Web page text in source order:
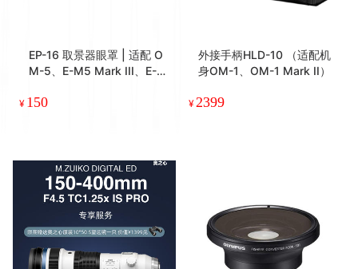
EP-16 取景器眼罩 | 适配 O
M-5、E-M5 Mark III、E-M
V、E-M10 Mark III、E-M1
¥ 150
外接手柄HLD-10 （适配机
身OM-1、OM-1 Mark II）
¥ 2399